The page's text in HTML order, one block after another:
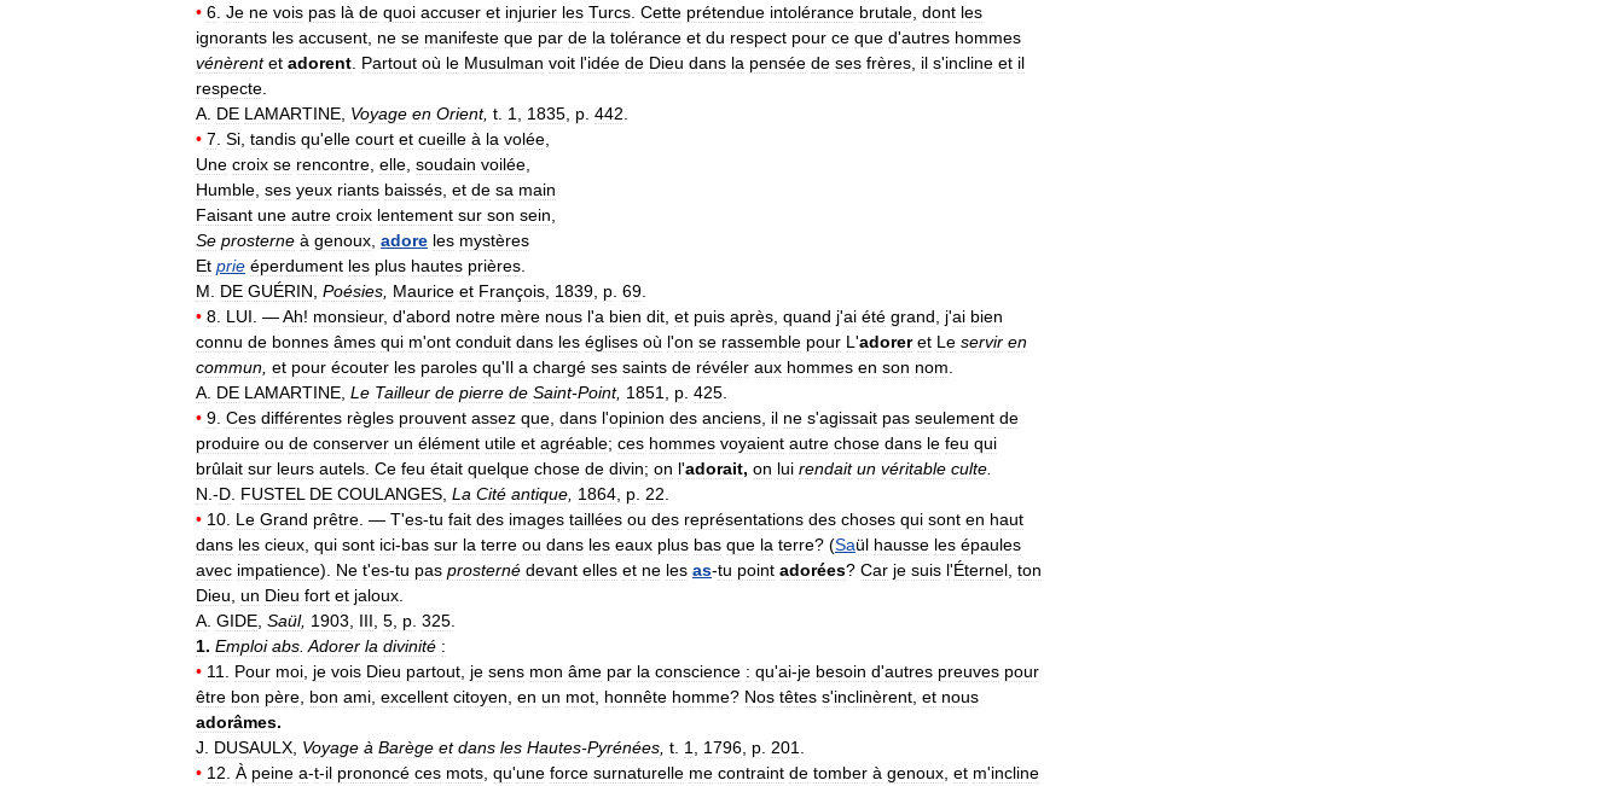
• 6 Je ne vois pas là de quoi accuser et injurier les Turcs Cette prétendue intolérance brutale dont les
ignorants les accusent ne se manifeste que par de la tolérance et du respect pour ce que d'autres hommes
vénèrent et adorent Partout où le Musulman voit l'idée de Dieu dans la pensée de ses frères il s'incline et il
respecte
A DE LAMARTINE Voyage en Orient, t 1 1835 p 442
• 7 Si tandis qu'elle court et cueille à la volée
Une croix se rencontre elle soudain voilée
Humble ses yeux riants baissés et de sa main
Faisant une autre croix lentement sur son sein
Se prosterne à genoux adore les mystères
Et prie éperdument les plus hautes prières
M
DE GUÉRIN Poésies Maurice et François 1839 p 69
• 8 LUI . —Ah! monsieur, d'abord notre mère nous l'a bien dit et puis après quand j'ai été grand j'ai bien
connu de bonnes âmes qui m'ont conduit dans les églises où l'on se rassemble pour L 'adorer et Le servir en
commun et pour écouter les paroles qu'Il a chargé ses saints de révéler aux hommes en son nom
A DE LAMARTINE Le Tailleur de pierre de Saint-Point, 1851 p 425
• 9 Ces différentes règles prouvent assez que dans l'opinion des anciens il ne s'agissait pas seulement de
produire ou de conserver un élément utile et agréable; ces hommes voyaient autre chose dans le feu qui
brûlait sur leurs autels Ce feu était quelque chose de divin; on l'adorait, on lui rendait un véritable culte
N .-D FUSTEL DE COULANGES La Cité antique 1864 p 22
• 10 Le Grand prêtre . — T'es-tu fait des images taillées ou des représentations des choses qui sont en haut
dans les cieux qui sont ici-bas sur la terre ou dans les eaux plus bas que la terre? (Saül hausse les épaules
avec impatience). Ne t'es-tu pas prosterné devant elles et ne les as-tu point adorées? Car je suis l'Éternel ton
Dieu un Dieu fort et jaloux
A GIDE Saül, 1903 III 5 p 325
1. Emploi abs Adorer la divinité :
• 11 Pour moi je vois Dieu partout je sens mon âme par la conscience : qu'ai-je besoin d'autres preuves pour
être bon père bon ami excellent citoyen en un mot honnête homme? Nos têtes s'inclinèrent et nous
adorâmes.
J
DUSAULX Voyage à Barège et dans les Hautes-Pyrénées t 1 1796 p 201
• 12 À peine a-t-il prononcé ces mots qu'une force surnaturelle me contraint de tomber à genoux et m'incline